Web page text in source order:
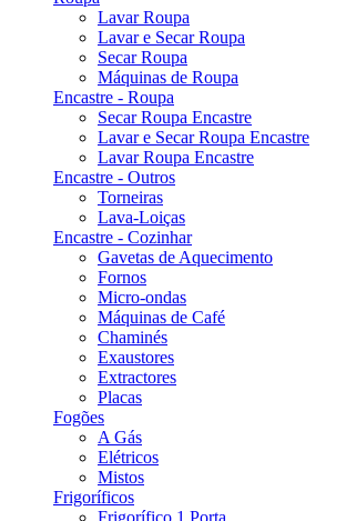
Lavar Roupa
Lavar e Secar Roupa
Secar Roupa
Máquinas de Roupa
Encastre - Roupa
Secar Roupa Encastre
Lavar e Secar Roupa Encastre
Lavar Roupa Encastre
Encastre - Outros
Torneiras
Lava-Loiças
Encastre - Cozinhar
Gavetas de Aquecimento
Fornos
Micro-ondas
Máquinas de Café
Chaminés
Exaustores
Extractores
Placas
Fogões
A Gás
Elétricos
Mistos
Frigoríficos
Frigorífico 1 Porta